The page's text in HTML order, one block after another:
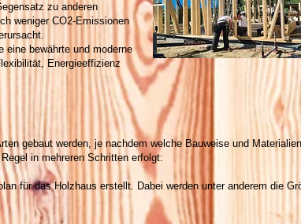
zu anderen
weniger CO2-Emissionen
eine bewährte und moderne
Energieeffizienz
gebaut werden, je nachdem welche Bauweise und
in mehreren Schritten erfolgt:
für das Holzhaus erstellt. Dabei werden unter anderem die